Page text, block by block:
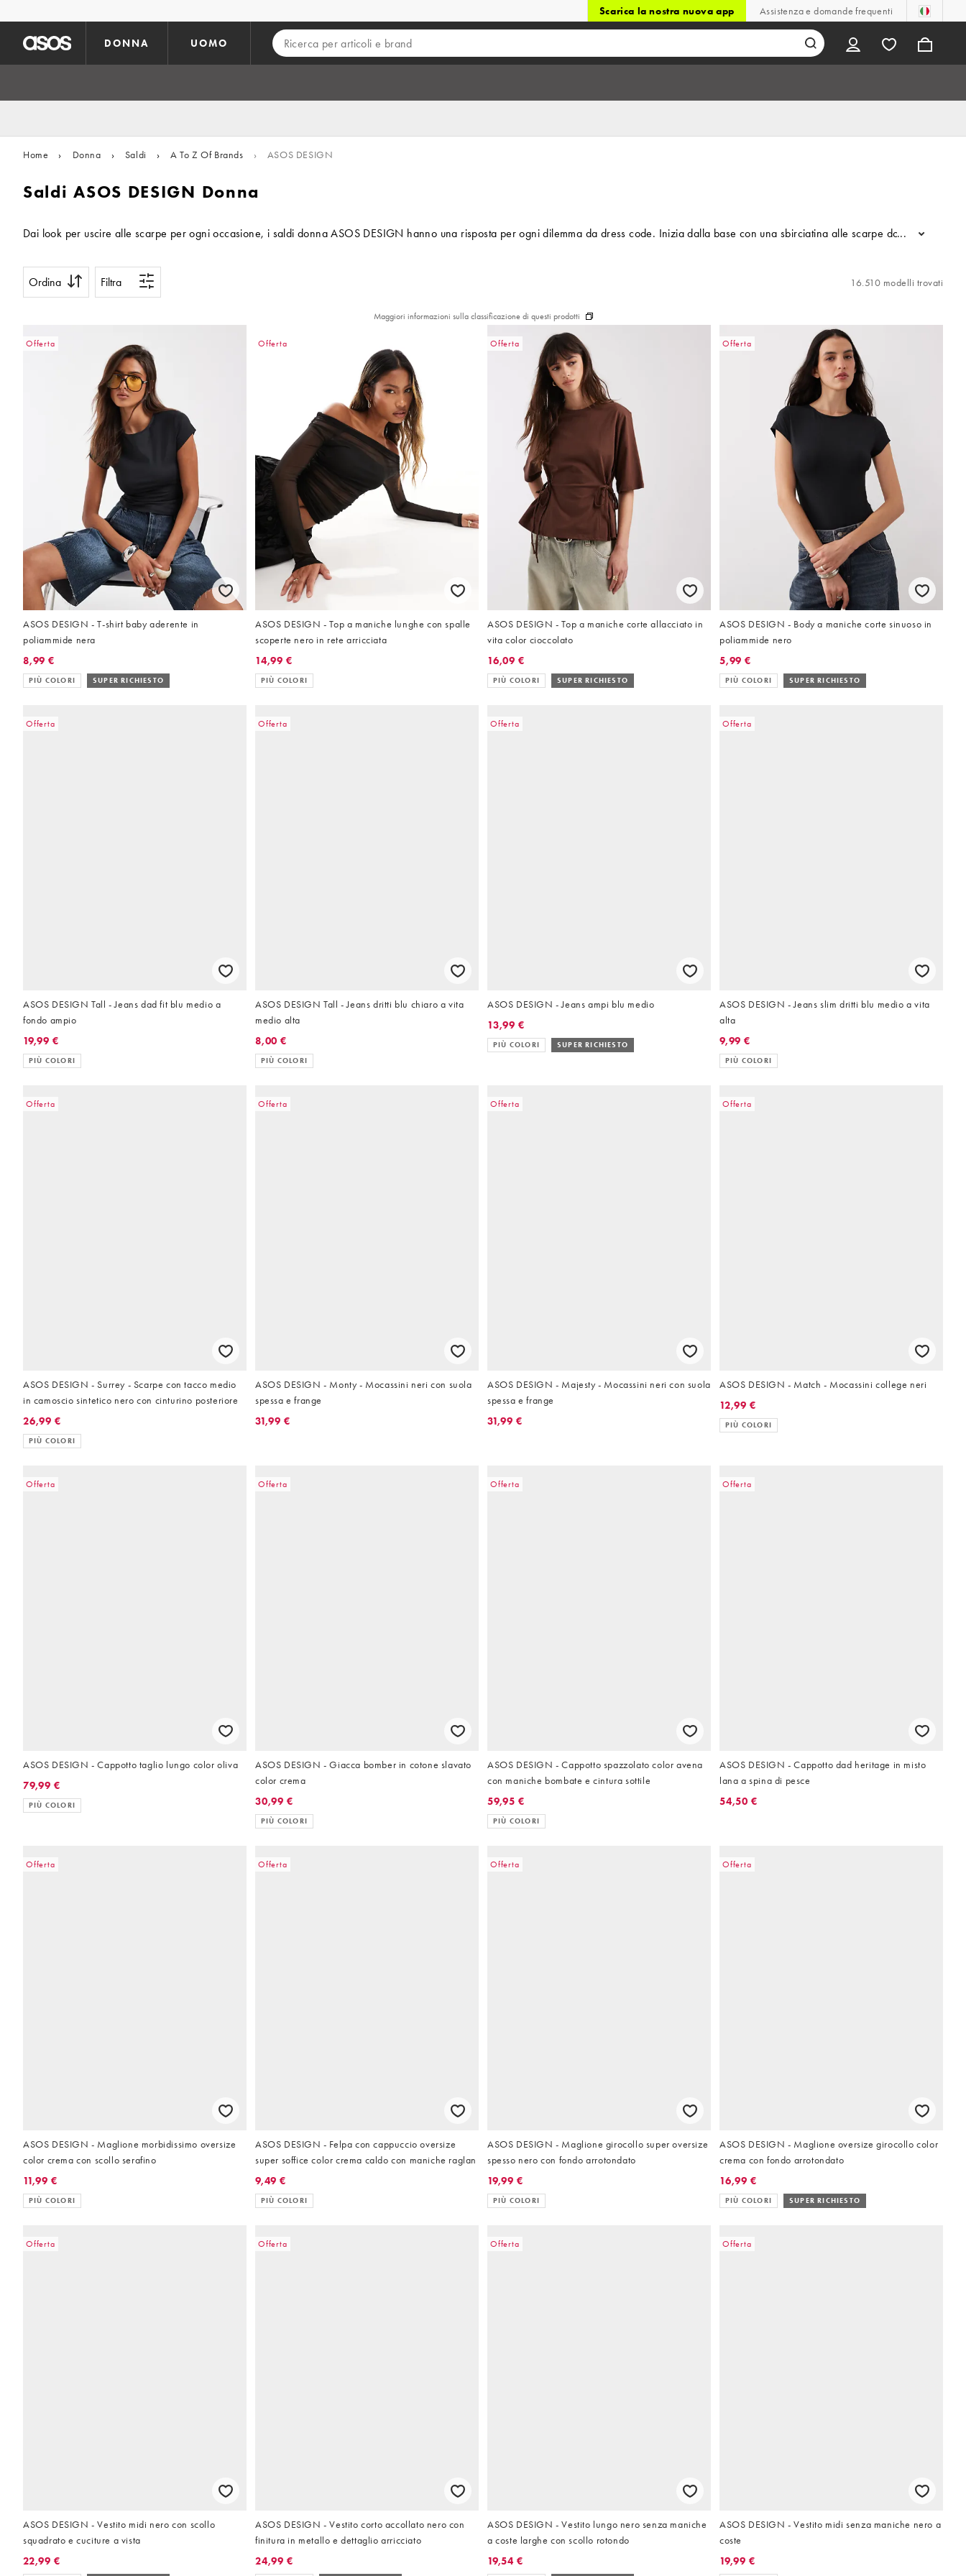
Scarica la nostra nuova app Assistenza e domande frequenti
DONNA UOMO
Home › Donna › Saldi › A To Z Of Brands › ASOS DESIGN
Saldi ASOS DESIGN Donna
Dai look per uscire alle scarpe per ogni occasione, i saldi donna ASOS DESIGN hanno una risposta per ogni dilemma da dress code. Inizia dalla base con una sbirciatina alle scarpe donna in
...
Ordina Filtra 16.510 modelli trovati
Maggiori informazioni sulla classificazione di questi prodotti
Offerta
ASOS DESIGN - T-shirt baby aderente in
poliammide nera
8,99 €
PIÙ COLORI SUPER RICHIESTO
Offerta
ASOS DESIGN - Top a maniche lunghe con spalle
scoperte nero in rete arricciata
14,99 €
PIÙ COLORI
Offerta
ASOS DESIGN - Top a maniche corte allacciato in
vita color cioccolato
16,09 €
PIÙ COLORI SUPER RICHIESTO
Offerta
ASOS DESIGN - Body a maniche corte sinuoso in
poliammide nero
5,99 €
PIÙ COLORI SUPER RICHIESTO
Offerta
ASOS DESIGN Tall - Jeans dad fit blu medio a
fondo ampio
19,99 €
PIÙ COLORI
Offerta
ASOS DESIGN Tall - Jeans dritti blu chiaro a vita
medio alta
8,00 €
PIÙ COLORI
Offerta
ASOS DESIGN - Jeans ampi blu medio
13,99 €
PIÙ COLORI SUPER RICHIESTO
Offerta
ASOS DESIGN - Jeans slim dritti blu medio a vita
alta
9,99 €
PIÙ COLORI
Offerta
ASOS DESIGN - Surrey - Scarpe con tacco medio
in camoscio sintetico nero con cinturino posteriore
26,99 €
PIÙ COLORI
Offerta
ASOS DESIGN - Monty - Mocassini neri con suola
spessa e frange
31,99 €
Offerta
ASOS DESIGN - Majesty - Mocassini neri con suola
spessa e frange
31,99 €
Offerta
ASOS DESIGN - Match - Mocassini college neri
12,99 €
PIÙ COLORI
Offerta
ASOS DESIGN - Cappotto taglio lungo color oliva
79,99 €
PIÙ COLORI
Offerta
ASOS DESIGN - Giacca bomber in cotone slavato
color crema
30,99 €
PIÙ COLORI
Offerta
ASOS DESIGN - Cappotto spazzolato color avena
con maniche bombate e cintura sottile
59,95 €
PIÙ COLORI
Offerta
ASOS DESIGN - Cappotto dad heritage in misto
lana a spina di pesce
54,50 €
Offerta
ASOS DESIGN - Maglione morbidissimo oversize
color crema con scollo serafino
11,99 €
PIÙ COLORI
Offerta
ASOS DESIGN - Felpa con cappuccio oversize
super soffice color crema caldo con maniche raglan
9,49 €
PIÙ COLORI
Offerta
ASOS DESIGN - Maglione girocollo super oversize
spesso nero con fondo arrotondato
19,99 €
PIÙ COLORI
Offerta
ASOS DESIGN - Maglione oversize girocollo color
crema con fondo arrotondato
16,99 €
PIÙ COLORI SUPER RICHIESTO
Offerta
ASOS DESIGN - Vestito midi nero con scollo
squadrato e cuciture a vista
22,99 €
Offerta
ASOS DESIGN - Vestito corto accollato nero con
finitura in metallo e dettaglio arricciato
24,99 €
Offerta
ASOS DESIGN - Vestito lungo nero senza maniche
a coste larghe con scollo rotondo
19,54 €
Offerta
ASOS DESIGN - Vestito midi senza maniche nero a
coste
19,99 €